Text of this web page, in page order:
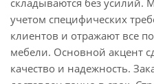
складываются без усилий.
учетом специфических
клиентов и отражают все
мебели. Основной акцент
качество и надежность.